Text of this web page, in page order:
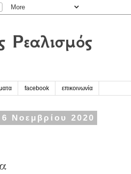
Ρεαλισμός
facebook επικοινωνία
Νοεμβρίου 2020